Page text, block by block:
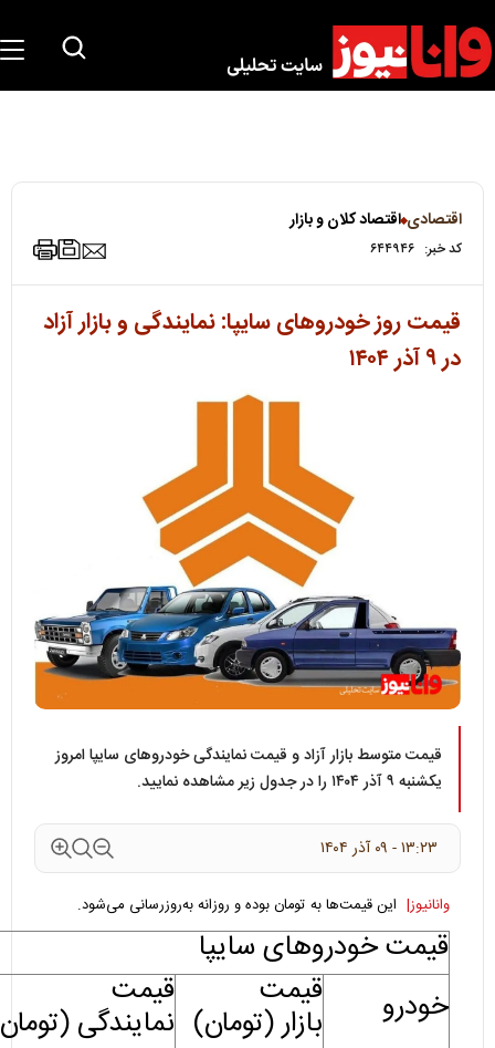
اقتصادی اقتصاد کلان و بازار
کد خبر: ۶۴۴۹۴۶
قیمت روز خودروهای سایپا: نمایندگی و بازار آزاد
در ۹ آذر ۱۴۰۴
قیمت متوسط بازار آزاد و قیمت نمایندگی خودرو‌های سایپا امروز
یکشنبه ۹ آذر ۱۴۰۴ را در جدول زیر مشاهده نمایید.
۱۳:۲۳ - ۰۹ آذر ۱۴۰۴
وانانیوز| این قیمت‌ها به تومان بوده و روزانه به‌روز‌رسانی می‌شود.
قیمت خودروهای سایپا
خودرو
قیمت
بازار (تومان)
قیمت
نمایندگی (تومان)